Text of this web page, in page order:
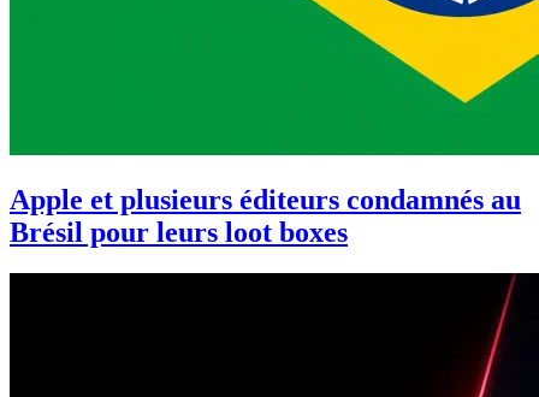
Apple et plusieurs éditeurs condamnés au
Brésil pour leurs loot boxes